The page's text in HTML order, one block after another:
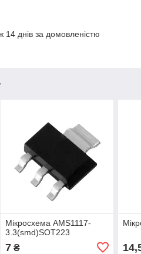
днів за домовленістю
Мікросхема AMS1117-
3.3(smd)SOT223
7₴